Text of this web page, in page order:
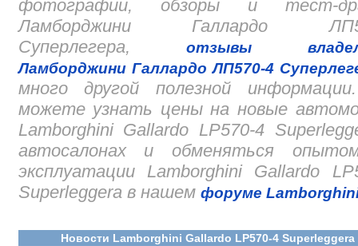
фотографии, обзоры и тест-
Ламборджини Галлардо
Суперлегера, отзывы
Ламборджини Галлардо ЛП570-4
много другой полезной
можете узнать цены на новые
Lamborghini Gallardo LP570-4
автосалонах и обменяться
эксплуатации Lamborghini Gallardo
Superleggera в нашем форуме
Новости Lamborghini Gallardo LP570-4 Superleggera